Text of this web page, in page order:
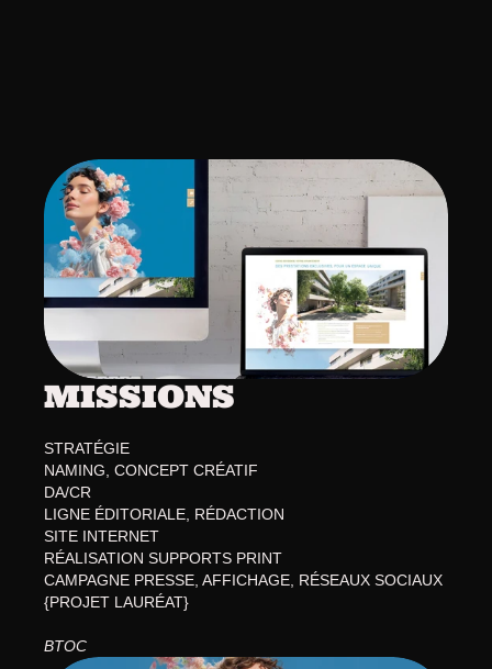
VAUBAN
MISSIONS
STRATÉGIE
NAMING, CONCEPT CRÉATIF
DA/CR
LIGNE ÉDITORIALE, RÉDACTION
SITE INTERNET
RÉALISATION SUPPORTS PRINT
CAMPAGNE PRESSE, AFFICHAGE, RÉSEAUX SOCIAUX
{PROJET LAURÉAT}
BTOC